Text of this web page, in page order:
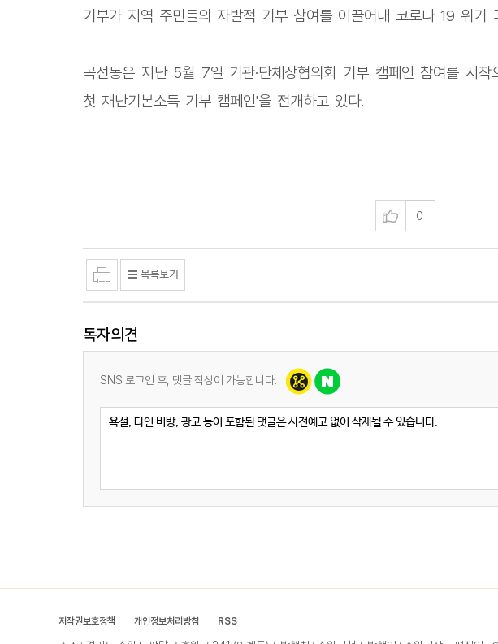
기부가 지역 주민들의 자발적 기부 참여를 이끌어내 코로나 19 위기
곡선동은 지난 5월 7일 기관·단체장협의회 기부 캠페인 참여를 시
첫 재난기본소득 기부 캠페인'을 전개하고 있다.
0
독자의견
SNS 로그인 후, 댓글 작성이 가능합니다.
저작권보호정책 개인정보처리방침 RSS